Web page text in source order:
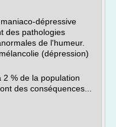
dépressive
des pathologies
de l'humeur.
(dépression)
% de la population
des conséquences...